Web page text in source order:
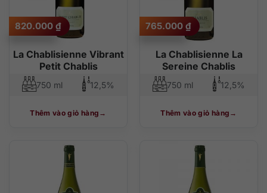
La Chablisienne Vibrant
Petit Chablis
820.000 ₫
750 ml 12,5%
Thêm vào giỏ hàng
La Chablisienne La
Sereine Chablis
765.000 ₫
750 ml 12,5%
Thêm vào giỏ hàng